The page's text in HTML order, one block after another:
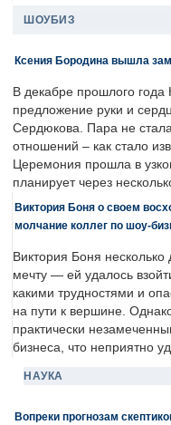
ШОУБИЗ
Ксения Бородина вышла
В декабре прошлого
предложение руки и
Сердюкова. Пара не
отношений – как стало
Церемония прошла в
планирует через
Виктория Боня о своем
молчание коллег по шоу-
Виктория Боня
мечту — ей удалось
какими трудностями и
на пути к вершине.
практически
бизнеса, что неприятно
НАУКА
Вопреки прогнозам